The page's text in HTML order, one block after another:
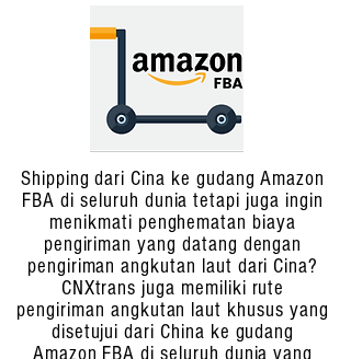
Shipping dari Cina ke gudang Amazon
FBA di seluruh dunia tetapi juga ingin
menikmati penghematan biaya
pengiriman yang datang dengan
pengiriman angkutan laut dari Cina?
CNXtrans juga memiliki rute
pengiriman angkutan laut khusus yang
disetujui dari China ke gudang
Amazon FBA di seluruh dunia yang